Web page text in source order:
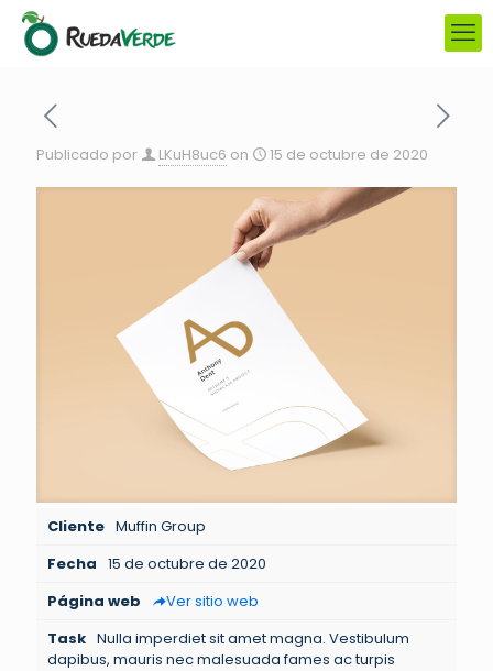
Publicado por LKuH8uc6 on 15 de octubre de 2020
Cliente Muffin Group
Fecha 15 de octubre de 2020
Página web
Ver sitio web
Task Nulla imperdiet sit amet magna. Vestibulum
dapibus, mauris nec malesuada fames ac turpis